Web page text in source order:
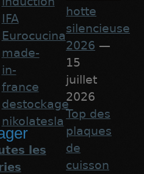
IFA
Eurocucina
made-
in-
france
destockage
nikolatesla
les
hotte
silencieuse
2026 —
15
juillet
2026
Top des
plaques
de
cuisson